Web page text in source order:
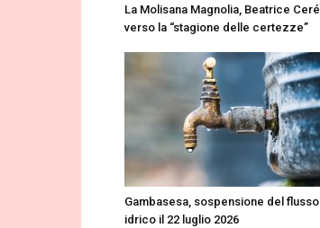
La Molisana Magnolia, Beatrice Ceré
verso la “stagione delle certezze”
Gambasesa, sospensione del flusso
idrico il 22 luglio 2026